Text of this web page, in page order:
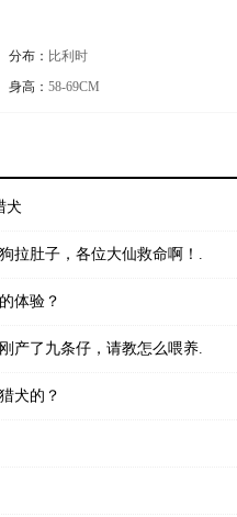
分布： 比利时
身高：58-69CM
犬
拉肚子，各位大仙救命啊！.
体验？
产了九条仔，请教怎么喂养.
犬的？